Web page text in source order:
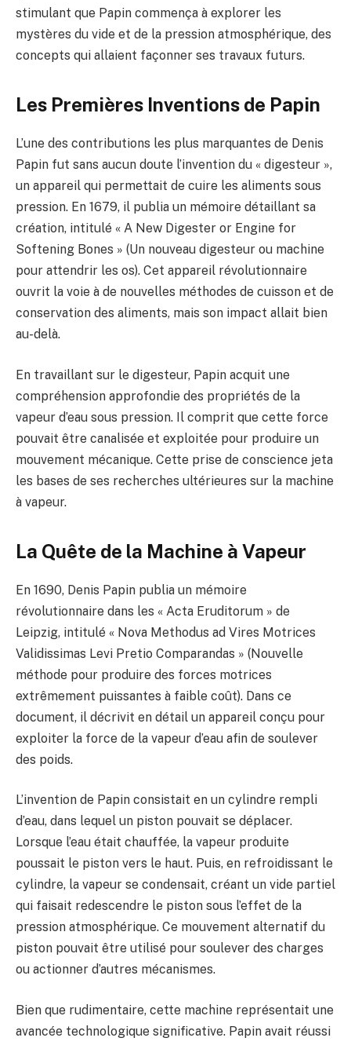
stimulant que Papin commença à explorer les
mystères du vide et de la pression atmosphérique, des
concepts qui allaient façonner ses travaux futurs.
Les Premières Inventions de Papin
L’une des contributions les plus marquantes de Denis
Papin fut sans aucun doute l’invention du « digesteur »,
un appareil qui permettait de cuire les aliments sous
pression. En 1679, il publia un mémoire détaillant sa
création, intitulé « A New Digester or Engine for
Softening Bones » (Un nouveau digesteur ou machine
pour attendrir les os). Cet appareil révolutionnaire
ouvrit la voie à de nouvelles méthodes de cuisson et de
conservation des aliments, mais son impact allait bien
au-delà.
En travaillant sur le digesteur, Papin acquit une
compréhension approfondie des propriétés de la
vapeur d’eau sous pression. Il comprit que cette force
pouvait être canalisée et exploitée pour produire un
mouvement mécanique. Cette prise de conscience jeta
les bases de ses recherches ultérieures sur la machine
à vapeur.
La Quête de la Machine à Vapeur
En 1690, Denis Papin publia un mémoire
révolutionnaire dans les « Acta Eruditorum » de
Leipzig, intitulé « Nova Methodus ad Vires Motrices
Validissimas Levi Pretio Comparandas » (Nouvelle
méthode pour produire des forces motrices
extrêmement puissantes à faible coût). Dans ce
document, il décrivit en détail un appareil conçu pour
exploiter la force de la vapeur d’eau afin de soulever
des poids.
L’invention de Papin consistait en un cylindre rempli
d’eau, dans lequel un piston pouvait se déplacer.
Lorsque l’eau était chauffée, la vapeur produite
poussait le piston vers le haut. Puis, en refroidissant le
cylindre, la vapeur se condensait, créant un vide partiel
qui faisait redescendre le piston sous l’effet de la
pression atmosphérique. Ce mouvement alternatif du
piston pouvait être utilisé pour soulever des charges
ou actionner d’autres mécanismes.
Bien que rudimentaire, cette machine représentait une
avancée technologique significative. Papin avait réussi